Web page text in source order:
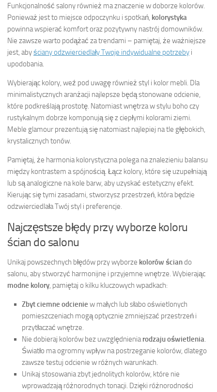
Funkcjonalność salony również ma znaczenie w doborze kolorów.
Ponieważ jest to miejsce odpoczynku i spotkań, kolorystyka
powinna wspierać komfort oraz pozytywny nastrój domowników.
Nie zawsze warto podążać za trendami – pamiętaj, że ważniejsze
jest, abyściany odzwierciedlały Twoje indywidualne potrzeby i
upodobania.
Wybierając kolory, weź pod uwagę również styl i kolor mebli. Dla
minimalistycznych aranżacji najlepsze będą stonowane odcienie,
które podkreślają prostotę. Natomiast wnętrza w stylu boho czy
rustykalnym dobrze komponują się z ciepłymi kolorami ziemi.
Meble glamour prezentują się natomiast najlepiej na tle głębokich,
krystalicznych tonów.
Pamiętaj, że harmonia kolorystyczna polega na znalezieniu balansu
między kontrastem a spójnością. Łącz kolory, które się uzupełniają
lub są analogiczne na kole barw, aby uzyskać estetyczny efekt.
Kierując się tymi zasadami, stworzysz przestrzeń, która będzie
odzwierciedlała Twój styl i preferencje.
Najczęstsze błędy przy wyborze koloru
ścian do salonu
Unikaj powszechnych błędów przy wyborze kolorów ściando
salonu, aby stworzyć harmonijne i przyjemne wnętrze. Wybierając
modne kolory , pamiętaj o kilku kluczowych wpadkach:
Zbyt ciemne odcienie w małych lub słabo oświetlonych
pomieszczeniach mogą optycznie zmniejszać przestrzeń i
przytłaczać wnętrze.
Nie dobieraj kolorów bez uwzględnienia rodzaju oświetlenia
Światło ma ogromny wpływ na postrzeganie kolorów, dlatego
zawsze testuj odcienie w różnych warunkach.
Unikaj stosowania zbyt jednolitych kolorów, które nie
wprowadzają różnorodnych tonacji. Dzięki różnorodności